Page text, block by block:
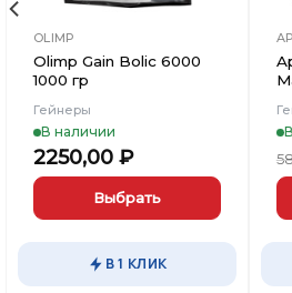
OLIMP
Olimp Gain Bolic 6000
1000 гр
Гейнеры
В наличии
2250,00 ₽
Выбрать
В 1 КЛИК